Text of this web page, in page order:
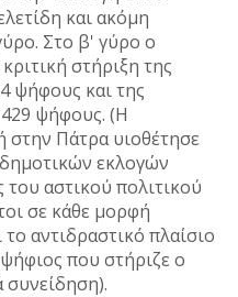
και ακόμη
Στο β' γύρο ο
στήριξη της
ψήφους και της
ψήφους. (Η
στην Πάτρα υιοθέτησε
εκλογών
του αστικού πολιτικού
σε κάθε μορφή
αντιδραστικό πλαίσιο
που στήριζε ο
συνείδηση).